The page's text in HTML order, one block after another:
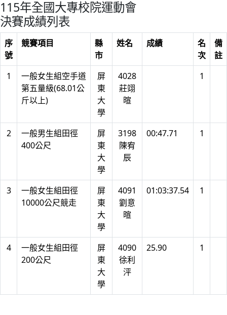
115年全國大專校院運動會
決賽成績列表
序
號
競賽項目
縣
市
姓名 成績
名
次
備
註
1
一般女生組空手道
第五量級(68.01公
斤以上)
屏
東
大
學
4028
莊翊
暄
1
2
一般男生組田徑
400公尺
屏
東
大
學
3198
陳宥
辰
00:47.71 1
3
一般女生組田徑
10000公尺競走
屏
東
大
學
4091
劉意
暄
01:03:37.54 1
4
一般女生組田徑
200公尺
屏
東
大
學
4090
徐利
泙
25.90 1